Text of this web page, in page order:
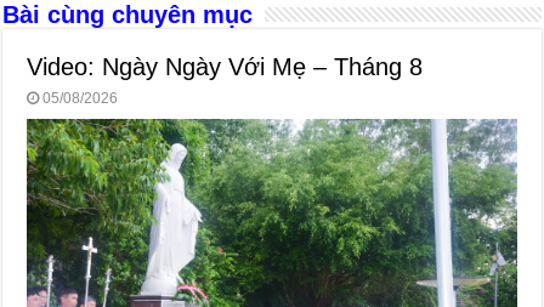
Bài cùng chuyên mục
Video: Ngày Ngày Với Mẹ – Tháng 8
05/08/2026